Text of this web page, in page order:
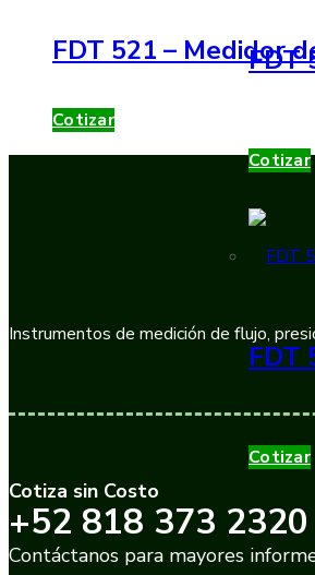
FDT
Cotizar
FDT
Cotizar
FDT 521 – Medidor
Cotizar
Instrumentos de medición de flujo,
Cotiza sin Costo
+52 818 373 2320
Contáctanos para mayores